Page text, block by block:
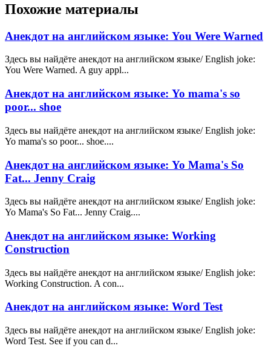
Похожие материалы
Анекдот на английском языке: You Were Warned
Здесь вы найдёте анекдот на английском языке/ English joke:
You Were Warned. A guy appl...
Анекдот на английском языке: Yo mama's so
poor... shoe
Здесь вы найдёте анекдот на английском языке/ English joke:
Yo mama's so poor... shoe....
Анекдот на английском языке: Yo Mama's So
Fat... Jenny Craig
Здесь вы найдёте анекдот на английском языке/ English joke:
Yo Mama's So Fat... Jenny Craig....
Анекдот на английском языке: Working
Construction
Здесь вы найдёте анекдот на английском языке/ English joke:
Working Construction. A con...
Анекдот на английском языке: Word Test
Здесь вы найдёте анекдот на английском языке/ English joke:
Word Test. See if you can d...